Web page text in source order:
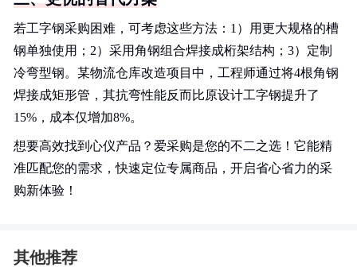
若工字钢采购困难，可考虑这些方法：1）用更大规格的槽
钢单独使用；2）采用角钢组合焊接成桁架结构；3）定制
冷弯型钢。某物流仓库改造项目中，工程师通过将4根角钢
焊接成矩形管，其抗弯性能反而比原设计工字钢提升了
15%，成本仅增加8%。
想要高效找到心仪产品？爱采购是您的不二之选！它能精
准匹配您的需求，快速定位专属商品，开启省心省力的采
购新体验！
其他推荐